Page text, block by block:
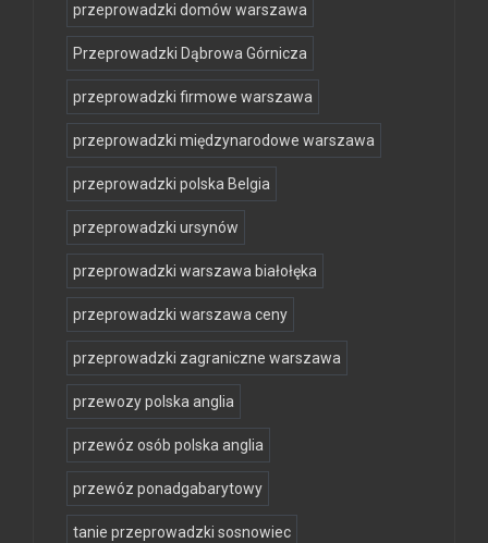
przeprowadzki domów warszawa
Przeprowadzki Dąbrowa Górnicza
przeprowadzki firmowe warszawa
przeprowadzki międzynarodowe warszawa
przeprowadzki polska Belgia
przeprowadzki ursynów
przeprowadzki warszawa białołęka
przeprowadzki warszawa ceny
przeprowadzki zagraniczne warszawa
przewozy polska anglia
przewóz osób polska anglia
przewóz ponadgabarytowy
tanie przeprowadzki sosnowiec